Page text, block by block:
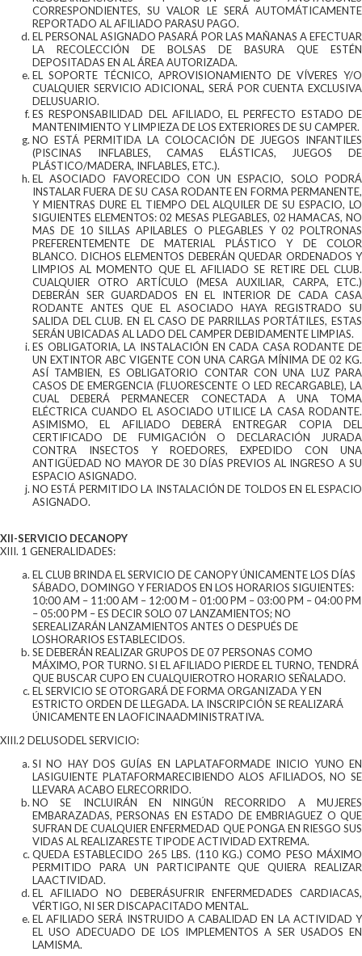
CORRESPONDIENTES, SU VALOR LE SERÁ AUTOMÁTICAMENTE
REPORTADO AL AFILIADO PARASU PAGO.
EL PERSONAL ASIGNADO PASARÁ POR LAS MAÑANAS A EFECTUAR
LA RECOLECCIÓN DE BOLSAS DE BASURA QUE ESTÉN
DEPOSITADAS EN AL ÁREA AUTORIZADA.
EL SOPORTE TÉCNICO, APROVISIONAMIENTO DE VÍVERES Y/O
CUALQUIER SERVICIO ADICIONAL, SERÁ POR CUENTA EXCLUSIVA
DELUSUARIO.
ES RESPONSABILIDAD DEL AFILIADO, EL PERFECTO ESTADO DE
MANTENIMIENTO Y LIMPIEZA DE LOS EXTERIORES DE SU CAMPER.
NO ESTÁ PERMITIDA LA COLOCACIÓN DE JUEGOS INFANTILES
(PISCINAS INFLABLES, CAMAS ELÁSTICAS, JUEGOS DE
PLÁSTICO/MADERA, INFLABLES, ETC.).
EL ASOCIADO FAVORECIDO CON UN ESPACIO, SOLO PODRÁ
INSTALAR FUERA DE SU CASA RODANTE EN FORMA PERMANENTE,
Y MIENTRAS DURE EL TIEMPO DEL ALQUILER DE SU ESPACIO, LO
SIGUIENTES ELEMENTOS: 02 MESAS PLEGABLES, 02 HAMACAS, NO
MAS DE 10 SILLAS APILABLES O PLEGABLES Y 02 POLTRONAS
PREFERENTEMENTE DE MATERIAL PLÁSTICO Y DE COLOR
BLANCO. DICHOS ELEMENTOS DEBERÁN QUEDAR ORDENADOS Y
LIMPIOS AL MOMENTO QUE EL AFILIADO SE RETIRE DEL CLUB.
CUALQUIER OTRO ARTÍCULO (MESA AUXILIAR, CARPA, ETC.)
DEBERÁN SER GUARDADOS EN EL INTERIOR DE CADA CASA
RODANTE ANTES QUE EL ASOCIADO HAYA REGISTRADO SU
SALIDA DEL CLUB. EN EL CASO DE PARRILLAS PORTÁTILES, ESTAS
SERÁN UBICADAS AL LADO DEL CAMPER DEBIDAMENTE LIMPIAS.
ES OBLIGATORIA, LA INSTALACIÓN EN CADA CASA RODANTE DE
UN EXTINTOR ABC VIGENTE CON UNA CARGA MÍNIMA DE 02 KG.
ASÍ TAMBIEN, ES OBLIGATORIO CONTAR CON UNA LUZ PARA
CASOS DE EMERGENCIA (FLUORESCENTE O LED RECARGABLE), LA
CUAL DEBERÁ PERMANECER CONECTADA A UNA TOMA
ELÉCTRICA CUANDO EL ASOCIADO UTILICE LA CASA RODANTE.
ASIMISMO, EL AFILIADO DEBERÁ ENTREGAR COPIA DEL
CERTIFICADO DE FUMIGACIÓN O DECLARACIÓN JURADA
CONTRA INSECTOS Y ROEDORES, EXPEDIDO CON UNA
ANTIGÜEDAD NO MAYOR DE 30 DÍAS PREVIOS AL INGRESO A SU
ESPACIO ASIGNADO.
NO ESTÁ PERMITIDO LA INSTALACIÓN DE TOLDOS EN EL ESPACIO
ASIGNADO.
XII-SERVICIO DECANOPY
XIII. 1 GENERALIDADES:
EL CLUB BRINDA EL SERVICIO DE CANOPY ÚNICAMENTE LOS DÍAS
SÁBADO, DOMINGO Y FERIADOS EN LOS HORARIOS SIGUIENTES:
10:00 AM – 11:00 AM – 12:00 M – 01:00 PM – 03:00 PM – 04:00 PM
– 05:00 PM – ES DECIR SOLO 07 LANZAMIENTOS; NO
SEREALIZARÁN LANZAMIENTOS ANTES O DESPUÉS DE
LOSHORARIOS ESTABLECIDOS.
SE DEBERÁN REALIZAR GRUPOS DE 07 PERSONAS COMO
MÁXIMO, POR TURNO. SI EL AFILIADO PIERDE EL TURNO, TENDRÁ
QUE BUSCAR CUPO EN CUALQUIEROTRO HORARIO SEÑALADO.
EL SERVICIO SE OTORGARÁ DE FORMA ORGANIZADA Y EN
ESTRICTO ORDEN DE LLEGADA. LA INSCRIPCIÓN SE REALIZARÁ
ÚNICAMENTE EN LAOFICINAADMINISTRATIVA.
XIII.2 DELUSODEL SERVICIO:
SI NO HAY DOS GUÍAS EN LAPLATAFORMADE INICIO YUNO EN
LASIGUIENTE PLATAFORMARECIBIENDO ALOS AFILIADOS, NO SE
LLEVARA ACABO ELRECORRIDO.
NO SE INCLUIRÁN EN NINGÚN RECORRIDO A MUJERES
EMBARAZADAS, PERSONAS EN ESTADO DE EMBRIAGUEZ O QUE
SUFRAN DE CUALQUIER ENFERMEDAD QUE PONGA EN RIESGO SUS
VIDAS AL REALIZARESTE TIPODE ACTIVIDAD EXTREMA.
QUEDA ESTABLECIDO 265 LBS. (110 KG.) COMO PESO MÁXIMO
PERMITIDO PARA UN PARTICIPANTE QUE QUIERA REALIZAR
LAACTIVIDAD.
EL AFILIADO NO DEBERÁSUFRIR ENFERMEDADES CARDIACAS,
VÉRTIGO, NI SER DISCAPACITADO MENTAL.
EL AFILIADO SERÁ INSTRUIDO A CABALIDAD EN LA ACTIVIDAD Y
EL USO ADECUADO DE LOS IMPLEMENTOS A SER USADOS EN
LAMISMA.